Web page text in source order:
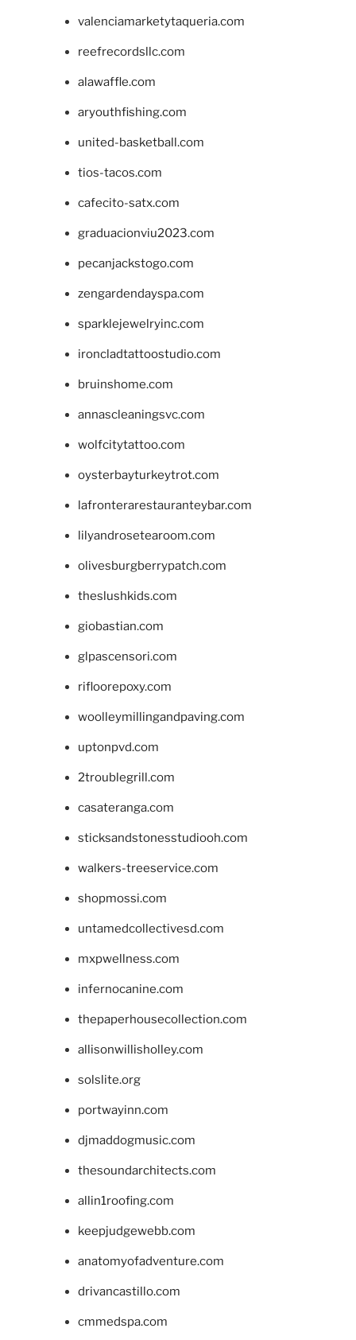
valenciamarketytaqueria.com
reefrecordsllc.com
alawaffle.com
aryouthfishing.com
united-basketball.com
tios-tacos.com
cafecito-satx.com
graduacionviu2023.com
pecanjackstogo.com
zengardendayspa.com
sparklejewelryinc.com
ironcladtattoostudio.com
bruinshome.com
annascleaningsvc.com
wolfcitytattoo.com
oysterbayturkeytrot.com
lafronterarestauranteybar.com
lilyandrosetearoom.com
olivesburgberrypatch.com
theslushkids.com
giobastian.com
glpascensori.com
rifloorepoxy.com
woolleymillingandpaving.com
uptonpvd.com
2troublegrill.com
casateranga.com
sticksandstonesstudiooh.com
walkers-treeservice.com
shopmossi.com
untamedcollectivesd.com
mxpwellness.com
infernocanine.com
thepaperhousecollection.com
allisonwillisholley.com
solslite.org
portwayinn.com
djmaddogmusic.com
thesoundarchitects.com
allin1roofing.com
keepjudgewebb.com
anatomyofadventure.com
drivancastillo.com
cmmedspa.com